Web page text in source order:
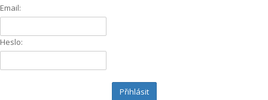
Email:
Heslo:
Přihlásit